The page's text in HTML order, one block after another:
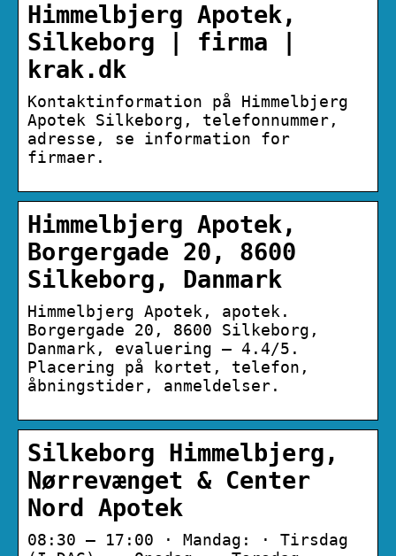
Himmelbjerg Apotek,
Silkeborg | firma |
krak.dk
Kontaktinformation på Himmelbjerg
Apotek Silkeborg, telefonnummer,
adresse, se information for
firmaer.
Himmelbjerg Apotek,
Borgergade 20, 8600
Silkeborg, Danmark
Himmelbjerg Apotek, apotek.
Borgergade 20, 8600 Silkeborg,
Danmark, evaluering — 4.4/5.
Placering på kortet, telefon,
åbningstider, anmeldelser.
Silkeborg Himmelbjerg,
Nørrevænget & Center
Nord Apotek
08:30 – 17:00 · Mandag: · Tirsdag